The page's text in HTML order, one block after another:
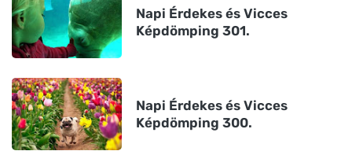
Napi Érdekes és Vicces
Képdömping 301.
Napi Érdekes és Vicces
Képdömping 300.